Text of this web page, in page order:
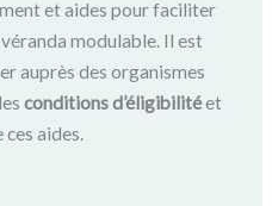
et aides pour faciliter
véranda modulable. Il est
auprès des organismes
conditions d’éligibilitéet
aides.